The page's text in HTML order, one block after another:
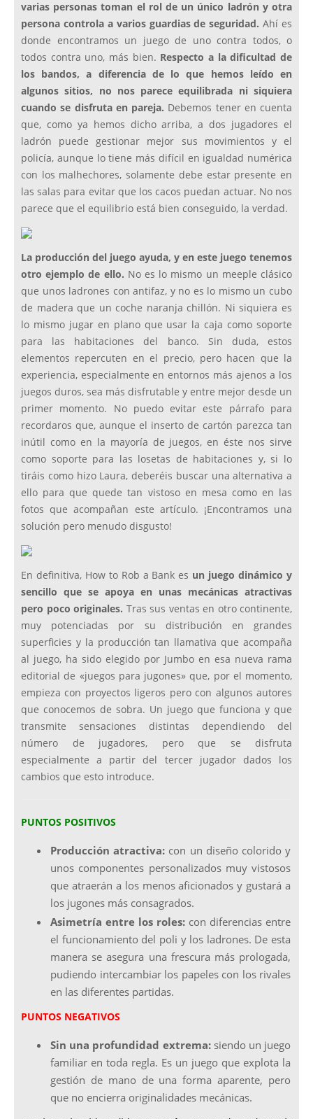
varias personas toman el rol de un único ladrón y otra
persona controla a varios guardias de seguridad. Ahí es
donde encontramos un juego de uno contra todos, o
todos contra uno, más bien. Respecto a la dificultad de
los bandos, a diferencia de lo que hemos leído en
algunos sitios, no nos parece equilibrada ni siquiera
cuando se disfruta en pareja. Debemos tener en cuenta
que, como ya hemos dicho arriba, a dos jugadores el
ladrón puede gestionar mejor sus movimientos y el
policía, aunque lo tiene más difícil en igualdad numérica
con los malhechores, solamente debe estar presente en
las salas para evitar que los cacos puedan actuar. No nos
parece que el equilibrio está bien conseguido, la verdad.
La producción del juego ayuda, y en este juego tenemos
otro ejemplo de ello. No es lo mismo un meeple clásico
que unos ladrones con antifaz, y no es lo mismo un cubo
de madera que un coche naranja chillón. Ni siquiera es
lo mismo jugar en plano que usar la caja como soporte
para las habitaciones del banco. Sin duda, estos
elementos repercuten en el precio, pero hacen que la
experiencia, especialmente en entornos más ajenos a los
juegos duros, sea más disfrutable y entre mejor desde un
primer momento. No puedo evitar este párrafo para
recordaros que, aunque el inserto de cartón parezca tan
inútil como en la mayoría de juegos, en éste nos sirve
como soporte para las losetas de habitaciones y, si lo
tiráis como hizo Laura, deberéis buscar una alternativa a
ello para que quede tan vistoso en mesa como en las
fotos que acompañan este artículo. ¡Encontramos una
solución pero menudo disgusto!
En definitiva, How to Rob a Bank es un juego dinámico y
sencillo que se apoya en unas mecánicas atractivas
pero poco originales. Tras sus ventas en otro continente,
muy potenciadas por su distribución en grandes
superficies y la producción tan llamativa que acompaña
al juego, ha sido elegido por Jumbo en esa nueva rama
editorial de «juegos para jugones» que, por el momento,
empieza con proyectos ligeros pero con algunos autores
que conocemos de sobra. Un juego que funciona y que
transmite sensaciones distintas dependiendo del
número de jugadores, pero que se disfruta
especialmente a partir del tercer jugador dados los
cambios que esto introduce.
PUNTOS POSITIVOS
Producción atractiva: con un diseño colorido y
unos componentes personalizados muy vistosos
que atraerán a los menos aficionados y gustará a
los jugones más consagrados.
Asimetría entre los roles: con diferencias entre
el funcionamiento del poli y los ladrones. De esta
manera se asegura una frescura más prologada,
pudiendo intercambiar los papeles con los rivales
en las diferentes partidas.
PUNTOS NEGATIVOS
Sin una profundidad extrema:siendo un juego
familiar en toda regla. Es un juego que explota la
gestión de mano de una forma aparente, pero
que no encierra originalidades mecánicas.